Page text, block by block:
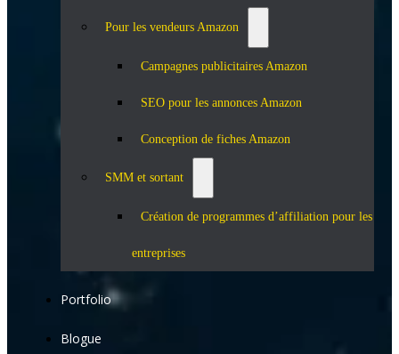
Pour les vendeurs Amazon
Campagnes publicitaires Amazon
SEO pour les annonces Amazon
Conception de fiches Amazon
SMM et sortant
Création de programmes d’affiliation pour les
entreprises
Portfolio
Blogue